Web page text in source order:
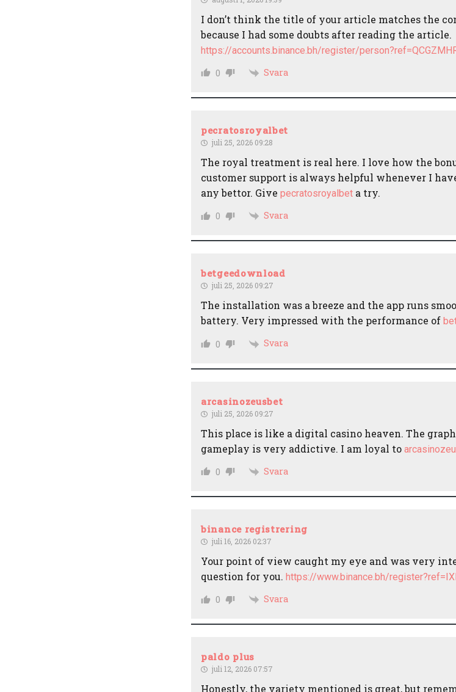
I don’t think the title of your article matches the
because I had some doubts after reading the article.
https://accounts.binance.bh/register/
0
Svara
pecratosroyalbet
juli 25, 2026 09:28
The royal treatment is real here. I love how the
customer support is always helpful whenever I
any bettor. Give pecratosroyalbet a try.
0 Svara
betgeedownload
juli 25, 2026 09:27
The installation was a breeze and the app runs
battery. Very impressed with the performance of
0 Svara
arcasinozeusbet
juli 25, 2026 09:27
This place is like a digital casino heaven. The
gameplay is very addictive. I am loyal to
0 Svara
binance registrering
juli 16, 2026 02:37
Your point of view caught my eye and was very
question for you. https://www.binance.bh/
0
Svara
paldo plus
juli 12, 2026 07:57
Honestly, the variety mentioned is great, but